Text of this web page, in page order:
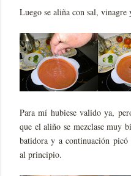
Luego se aliña con sal, vinagre
Para mí hubiese valido ya,
que el aliño se mezclase muy
batidora y a continuación picó
al principio.